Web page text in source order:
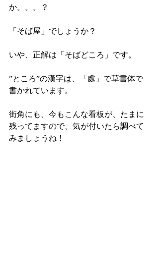
か。。。？
「そば屋」でしょうか？
いや、正解は「そばどころ」です。
”ところ”の漢字は、「處」で草書体で
書かれています。
街角にも、今もこんな看板が、たまに
残ってますので、気が付いたら調べて
みましょうね！